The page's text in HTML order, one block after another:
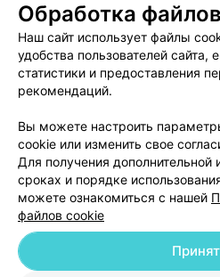
Пользовательское
Вакансии
Написать
Персональные
Обработка
© 2026 ООО «Артокс Лаб», УНП
Обработка
Наш сайт использует файлы
удобства пользователей сайта,
статистики и предоставления
рекомендаций.
Вы можете настроить
cookie или изменить свое
Для получения
сроках и порядке
можете ознакомиться с нашей
файлов cookie